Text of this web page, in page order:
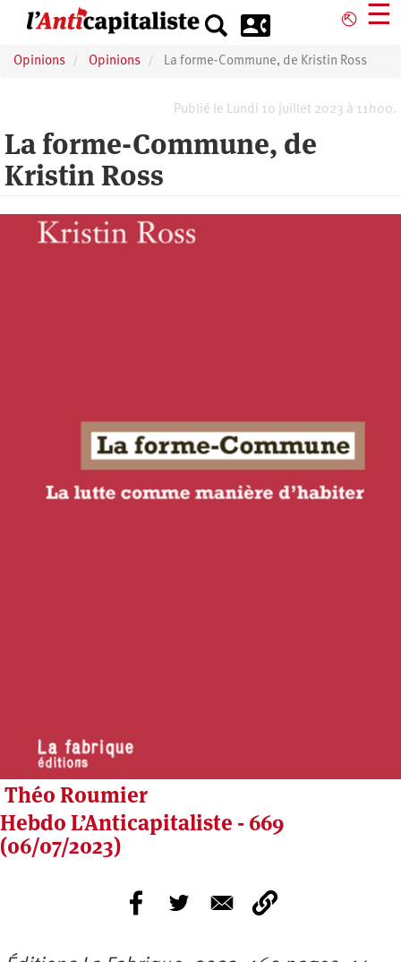
principal
⎋ ☰
Opinions Opinions La forme-Commune, de Kristin Ross
Publié le Lundi 10 juillet 2023 à 11h00.
La forme-Commune, de
Kristin Ross
Théo Roumier
Hebdo L’Anticapitaliste - 669
(06/07/2023)